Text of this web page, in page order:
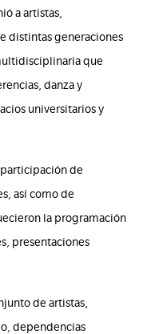
a artistas,
distintas generaciones
que
danza y
universitarios y
de
así como de
la programación
presentaciones
de artistas,
dependencias